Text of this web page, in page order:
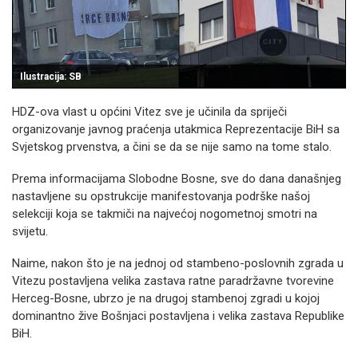
Ilustracija: SB
HDZ-ova vlast u općini Vitez sve je učinila da spriječi
organizovanje javnog praćenja utakmica Reprezentacije BiH sa
Svjetskog prvenstva, a čini se da se nije samo na tome stalo.
Prema informacijama Slobodne Bosne, sve do dana današnjeg
nastavljene su opstrukcije manifestovanja podrške našoj
selekciji koja se takmiči na najvećoj nogometnoj smotri na
svijetu.
Naime, nakon što je na jednoj od stambeno-poslovnih zgrada u
Vitezu postavljena velika zastava ratne paradržavne tvorevine
Herceg-Bosne, ubrzo je na drugoj stambenoj zgradi u kojoj
dominantno žive Bošnjaci postavljena i velika zastava Republike
BiH.